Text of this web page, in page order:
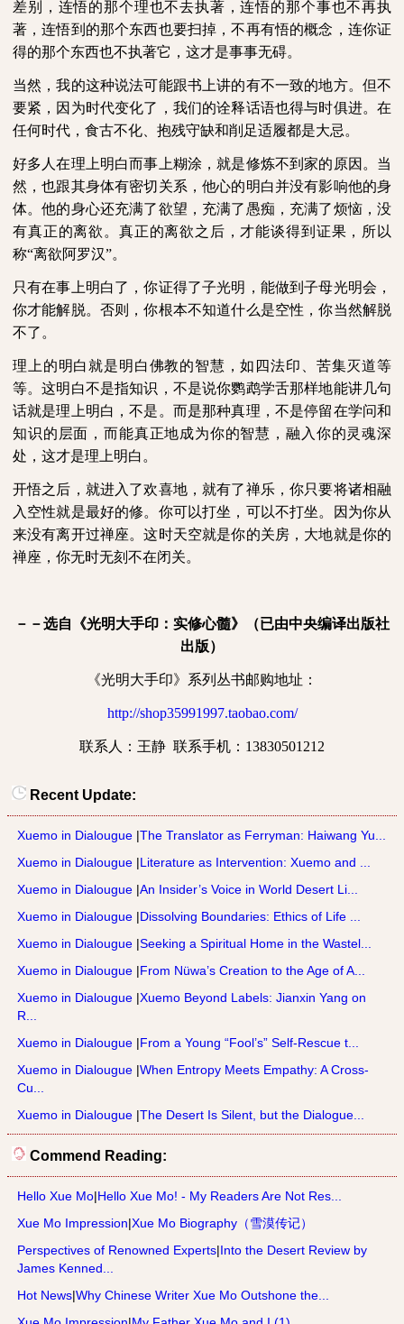
差别，连悟的那个理也不去执著，连悟的那个事也不再执
著，连悟到的那个东西也要扫掉，不再有悟的概念，连你证
得的那个东西也不执著它，这才是事事无碍。
当然，我的这种说法可能跟书上讲的有不一致的地方。但不
要紧，因为时代变化了，我们的诠释话语也得与时俱进。在
任何时代，食古不化、抱残守缺和削足适履都是大忌。
好多人在理上明白而事上糊涂，就是修炼不到家的原因。当
然，也跟其身体有密切关系，他心的明白并没有影响他的身
体。他的身心还充满了欲望，充满了愚痴，充满了烦恼，没
有真正的离欲。真正的离欲之后，才能谈得到证果，所以
称“离欲阿罗汉”。
只有在事上明白了，你证得了子光明，能做到子母光明会，
你才能解脱。否则，你根本不知道什么是空性，你当然解脱
不了。
理上的明白就是明白佛教的智慧，如四法印、苦集灭道等
等。这明白不是指知识，不是说你鹦鹉学舌那样地能讲几句
话就是理上明白，不是。而是那种真理，不是停留在学问和
知识的层面，而能真正地成为你的智慧，融入你的灵魂深
处，这才是理上明白。
开悟之后，就进入了欢喜地，就有了禅乐，你只要将诸相融
入空性就是最好的修。你可以打坐，可以不打坐。因为你从
来没有离开过禅座。这时天空就是你的关房，大地就是你的
禅座，你无时无刻不在闭关。
－－选自《光明大手印：实修心髓》（已由中央编译出版社
出版）
《光明大手印》系列丛书邮购地址：
http://shop35991997.taobao.com/
联系人：王静 联系手机： 13830501212
Recent Update:
Xuemo in Dialougue |The Translator as Ferryman: Haiwang Yu...
Xuemo in Dialougue |Literature as Intervention: Xuemo and ...
Xuemo in Dialougue |An Insider’s Voice in World Desert Li...
Xuemo in Dialougue |Dissolving Boundaries: Ethics of Life ...
Xuemo in Dialougue |Seeking a Spiritual Home in the Wastel...
Xuemo in Dialougue |From Nüwa’s Creation to the Age of A...
Xuemo in Dialougue |Xuemo Beyond Labels: Jianxin Yang on
R...
Xuemo in Dialougue |From a Young “Fool’s” Self-Rescue t...
Xuemo in Dialougue |When Entropy Meets Empathy: A Cross-
Cu...
Xuemo in Dialougue |The Desert Is Silent, but the Dialogue...
Commend Reading:
Hello Xue Mo|Hello Xue Mo! - My Readers Are Not Res...
Xue Mo Impression|Xue Mo Biography（雪漠传记）
Perspectives of Renowned Experts|Into the Desert Review by
James Kenned...
Hot News|Why Chinese Writer Xue Mo Outshone the...